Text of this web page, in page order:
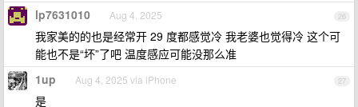
26
lp7631010 Aug 4, 2025
我家美的的也是经常开 29 度都感觉冷 我老婆也觉得冷 这个可
能也不是“坏”了吧 温度感应可能没那么准
27
1up Aug 4, 2025 via iPhone
是